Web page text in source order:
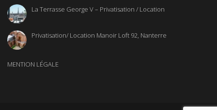
La Terrasse George V – Privatisation / Location
Privatisation/ Location Manoir Loft 92, Nanterre
MENTION LÉGALE